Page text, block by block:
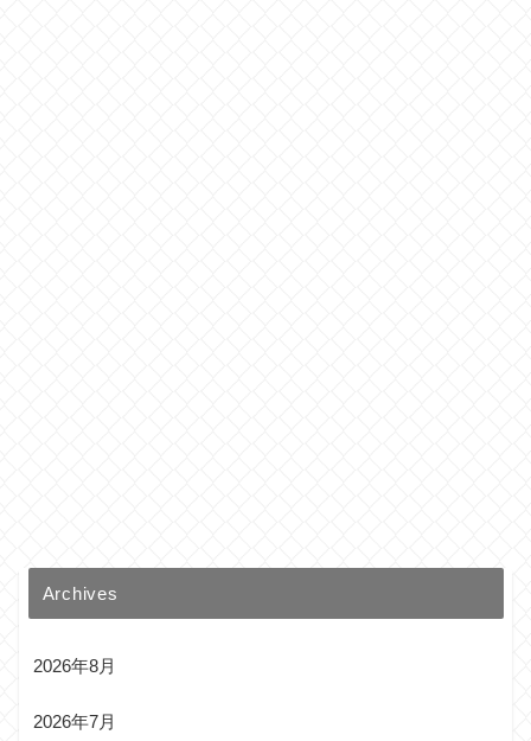
Archives
2026年8月
2026年7月